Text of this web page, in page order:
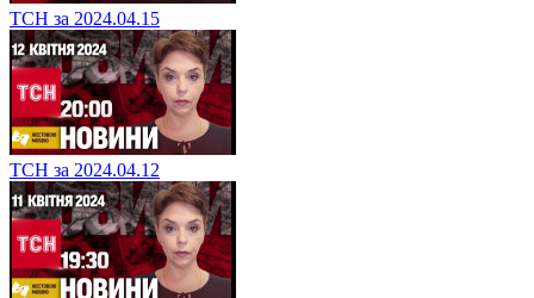
ТСН за 2024.04.15
ТСН за 2024.04.12